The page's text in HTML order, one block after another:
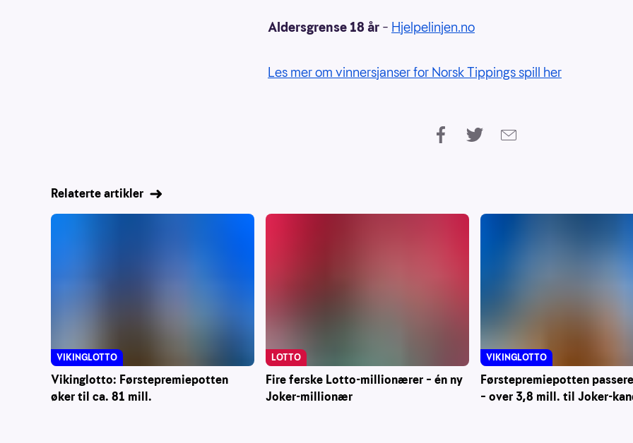
Aldersgrense 18 år – Hjelpelinjen.no
Les mer om vinnersjanser for Norsk Tippings spill her
Relaterte artikler
Vikinglotto: Førstepremiepotten
øker til ca. 81 mill.
VIKINGLOTTO
Fire ferske Lotto-millionærer – én ny
Joker-millionær
LOTTO
Førstepremiepotten
– over 3,8 mill. til Joker-
VIKINGLOTTO